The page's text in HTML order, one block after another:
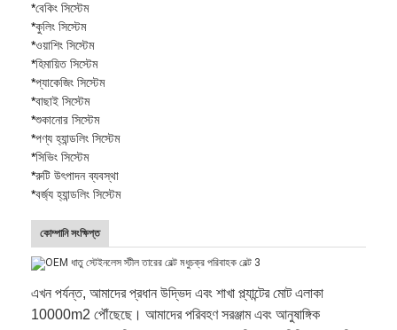
সোলার ফটোভোলটাইক মেশ বেল্ট
চেইন মেশ বেল্ট
সর্পিল ফ্রিজার বেল্ট
ওভেন কনভেয়ার বেল্ট
*বেকিং সিস্টেম
*কুলিং সিস্টেম
*ওয়াশিং সিস্টেম
*হিমায়িত সিস্টেম
*প্যাকেজিং সিস্টেম
*বাছাই সিস্টেম
*শুকানোর সিস্টেম
*পণ্য হ্যান্ডলিং সিস্টেম
*সিভিং সিস্টেম
*রুটি উৎপাদন ব্যবস্থা
*বর্জ্য হ্যান্ডলিং সিস্টেম
কোম্পানি সংক্ষিপ্ত
এখন পর্যন্ত, আমাদের প্রধান উদ্ভিদ এবং শাখা প্ল্যান্টের মোট এলাকা
10000m2 পৌঁছেছে। আমাদের পরিবহণ সরঞ্জাম এবং আনুষাঙ্গিক